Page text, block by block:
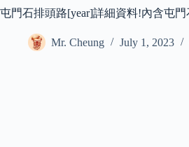
屯門石排頭路[year]詳細資料!內含屯
Mr. Cheung July 1, 2023